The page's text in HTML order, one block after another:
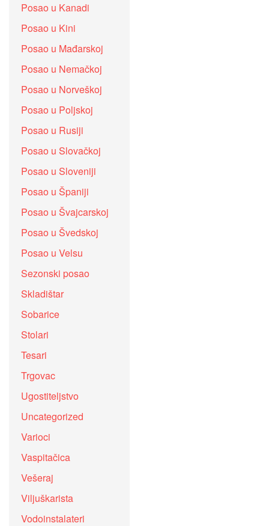
Posao u Kanadi
Posao u Kini
Posao u Mađarskoj
Posao u Nemačkoj
Posao u Norveškoj
Posao u Poljskoj
Posao u Rusiji
Posao u Slovačkoj
Posao u Sloveniji
Posao u Španiji
Posao u Švajcarskoj
Posao u Švedskoj
Posao u Velsu
Sezonski posao
Skladištar
Sobarice
Stolari
Tesari
Trgovac
Ugostiteljstvo
Uncategorized
Varioci
Vaspitačica
Vešeraj
Viljuškarista
Vodoinstalateri